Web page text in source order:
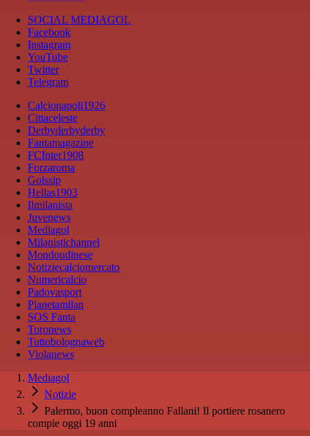
SOCIAL MEDIAGOL
Facebook
Instagram
YouTube
Twitter
Telegram
Calcionapoli1926
Cittaceleste
Derbyderbyderby
Fantamagazine
FCInter1908
Forzaroma
Golssip
Hellas1903
Ilmilanista
Juvenews
Mediagol
Milanistichannel
Mondoudinese
Notiziecalciomercato
Numericalcio
Padovasport
Pianetamilan
SOS Fanta
Toronews
Tuttobolognaweb
Violanews
Mediagol
Notizie
Palermo, buon compleanno Fallani! Il portiere rosanero
compie oggi 19 anni